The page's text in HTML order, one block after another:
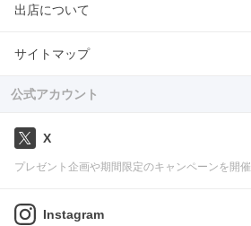
出店について
サイトマップ
公式アカウント
X
プレゼント企画や期間限定のキャンペーンを開催
Instagram